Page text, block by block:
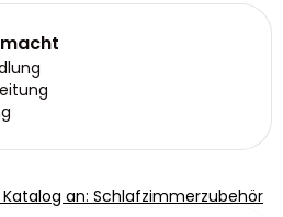
an: Schlafzimmerzubehör